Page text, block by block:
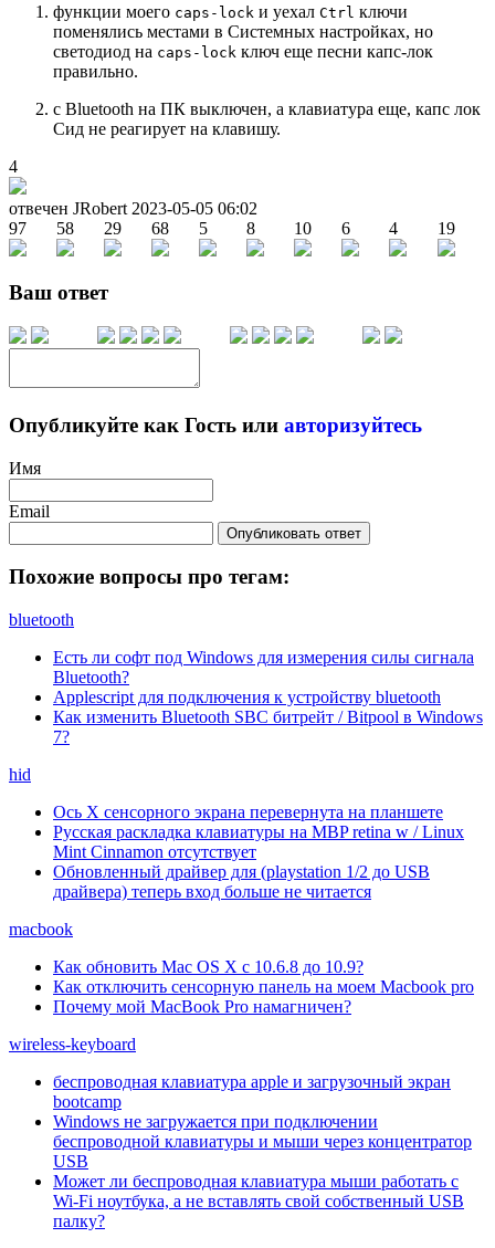
функции моего caps-lock и уехал Ctrl ключи
поменялись местами в Системных настройках, но
светодиод на caps-lock ключ еще песни капс-лок
правильно.
с Bluetooth на ПК выключен, а клавиатура еще, капс лок
Сид не реагирует на клавишу.
4
отвечен JRobert 2023-05-05 06:02
97
58 29 68 5 8 10 6 4 19
Ваш ответ
Опубликуйте как Гость или авторизуйтесь
Имя
Email
Опубликовать ответ
Похожие вопросы про тегам:
bluetooth
Есть ли софт под Windows для измерения силы сигнала
Bluetooth?
Applescript для подключения к устройству bluetooth
Как изменить Bluetooth SBC битрейт / Bitpool в Windows
7?
hid
Ось X сенсорного экрана перевернута на планшете
Русская раскладка клавиатуры на MBP retina w / Linux
Mint Cinnamon отсутствует
Обновленный драйвер для (playstation 1/2 до USB
драйвера) теперь вход больше не читается
macbook
Как обновить Mac OS X с 10.6.8 до 10.9?
Как отключить сенсорную панель на моем Macbook pro
Почему мой MacBook Pro намагничен?
wireless-keyboard
беспроводная клавиатура apple и загрузочный экран
bootcamp
Windows не загружается при подключении
беспроводной клавиатуры и мыши через концентратор
USB
Может ли беспроводная клавиатура мыши работать с
Wi-Fi ноутбука, а не вставлять свой собственный USB
палку?